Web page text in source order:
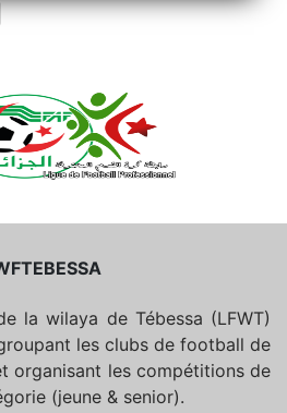
la wilaya de Tébessa (LFWT)
les clubs de football de
organisant les compétitions de
(jeune & senior).